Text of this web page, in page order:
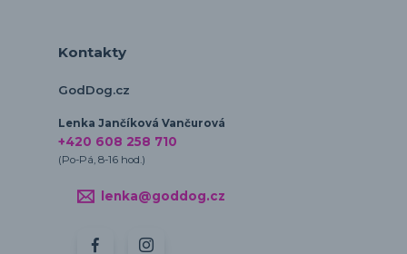
Kontakty
GodDog.cz
Lenka Jančíková Vančurová
+420 608 258 710
(Po-Pá, 8-16 hod.)
lenka@goddog.cz